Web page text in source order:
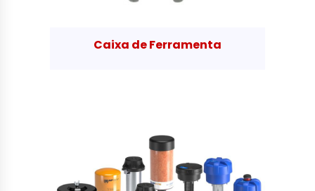
Caixa de Ferramenta